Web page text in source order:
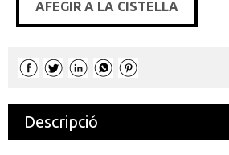
AFEGIR A LA CISTELLA
Descripció